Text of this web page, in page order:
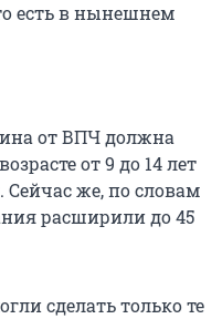
есть в нынешнем
от ВПЧ должна
от 9 до 14 лет
же, по словам
расширили до 45
сделать только те